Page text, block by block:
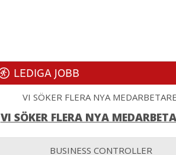
LEDIGA JOBB
VI SÖKER FLERA NYA